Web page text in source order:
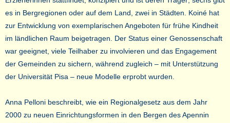
es in Bergregionen oder auf dem Land, zwei in Städten. Koiné hat
zur Entwicklung von exemplarischen Angeboten für frühe Kindheit
im ländlichen Raum beigetragen. Der Status einer Genossenschaft
war geeignet, viele Teilhaber zu involvieren und das Engagement
der Gemeinden zu sichern, während zugleich – mit Unterstützung
der Universität Pisa – neue Modelle erprobt wurden.
Anna Pelloni beschreibt, wie ein Regionalgesetz aus dem Jahr
2000 zu neuen Einrichtungsformen in den Bergen des Apennin